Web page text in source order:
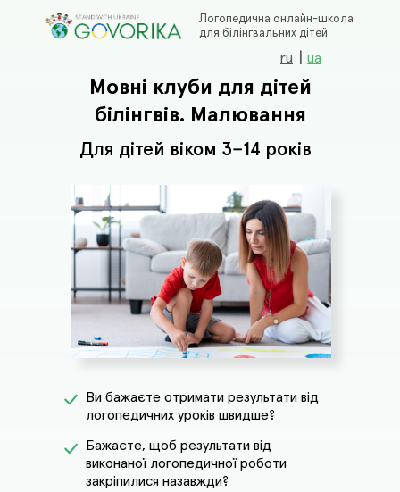
Логопедична онлайн-школа
для білінгвальних дітей
ru ua
Мовні клуби для дітей
білінгвів. Малювання
Ви бажаєте отримати результати від
логопедичних уроків швидше?
Бажаєте, щоб результати від
виконаної логопедичної роботи
закріпилися назавжди?
Для дітей віком 3−14 років